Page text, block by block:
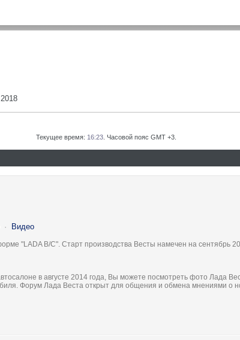
Текущее время: 16:23 . Часовой пояс GMT +3.
· Видео
"LADA B/C". Старт производства Весты намечен на сентябрь
в августе 2014 года, Вы можете посмотреть фото Лада
Форум Лада Веста открыт для общения и обмена мнениями о